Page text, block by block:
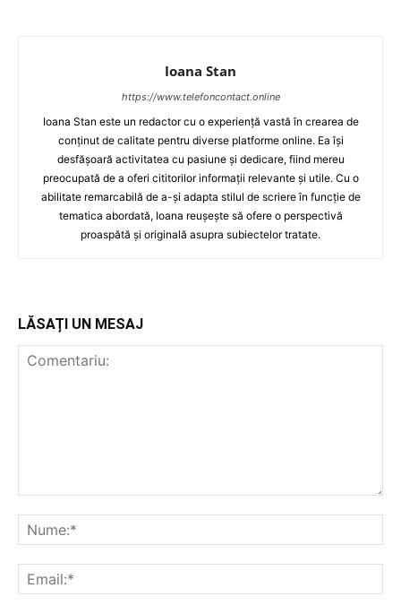
Ioana Stan
https://www.telefoncontact.online
Ioana Stan este un redactor cu o experiență vastă în crearea de
conținut de calitate pentru diverse platforme online. Ea își
desfășoară activitatea cu pasiune și dedicare, fiind mereu
preocupată de a oferi cititorilor informații relevante și utile. Cu o
abilitate remarcabilă de a-și adapta stilul de scriere în funcție de
tematica abordată, Ioana reușește să ofere o perspectivă
proaspătă și originală asupra subiectelor tratate.
LĂSAȚI UN MESAJ